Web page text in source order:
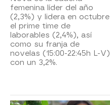
femenina líder del año
(2,3%) y lidera en octubre
el prime time de
laborables (2,4%), así
como su franja de
novelas (15:00-22:45h L-V)
con un 3,2%.